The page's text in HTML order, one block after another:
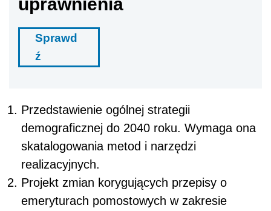
Sprawd
ź
Przedstawienie ogólnej strategii
demograficznej do 2040 roku. Wymaga ona
skatalogowania metod i narzędzi
realizacyjnych.
Projekt zmian korygujących przepisy o
emeryturach pomostowych w zakresie